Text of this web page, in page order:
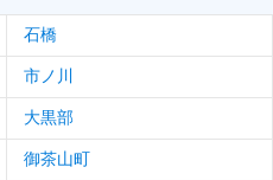
石橋
市ノ川
大黒部
御茶山町